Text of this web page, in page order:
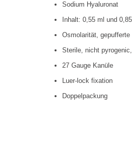
Sodium Hyaluronat
Inhalt: 0,55 ml und 0,85
Osmolarität,
Sterile, nicht
27 Gauge Kanüle
Luer-lock fixation
Doppelpackung